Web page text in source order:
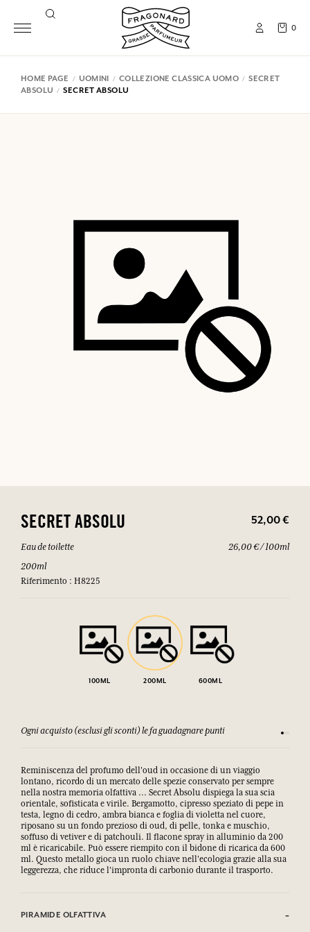
0
HOME PAGE UOMINI COLLEZIONE CLASSICA UOMO
SECRET
ABSOLU
SECRET ABSOLU
SECRET ABSOLU 52,00 €
Eau de toilette
200ml
Riferimento : H8225
26,00 € / 100ml
100ML 200ML 600ML
Ogni acquisto (esclusi gli sconti) le fa guadagnare punti
Reminiscenza del profumo dell'oud in occasione di un viaggio
lontano, ricordo di un mercato delle spezie conservato per sempre
nella nostra memoria olfattiva ... Secret Absolu dispiega la sua scia
orientale, sofisticata e virile. Bergamotto, cipresso speziato di pepe in
testa, legno di cedro, ambra bianca e foglia di violetta nel cuore,
riposano su un fondo prezioso di oud, di pelle, tonka e muschio,
soffuso di vetiver e di patchouli. Il flacone spray in alluminio da 200
ml è ricaricabile. Può essere riempito con il bidone di ricarica da 600
ml. Questo metallo gioca un ruolo chiave nell'ecologia grazie alla sua
leggerezza, che riduce l'impronta di carbonio durante il trasporto.
PIRAMIDE OLFATTIVA